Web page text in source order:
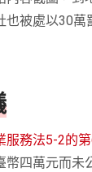
也被處以30萬
服務法5-2的
幣四萬元而未